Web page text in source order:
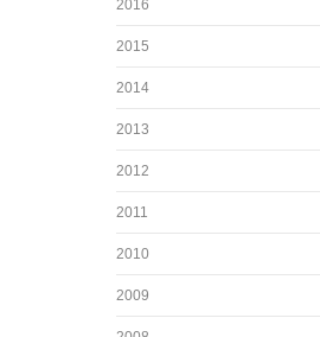
2016
2015
2014
2013
2012
2011
2010
2009